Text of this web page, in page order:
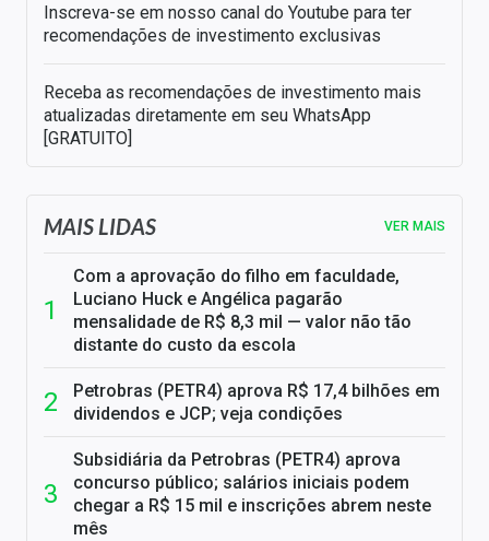
Inscreva-se em nosso canal do Youtube para ter
recomendações de investimento exclusivas
Receba as recomendações de investimento mais
atualizadas diretamente em seu WhatsApp
[GRATUITO]
MAIS LIDAS VER MAIS
Com a aprovação do filho em faculdade,
Luciano Huck e Angélica pagarão
mensalidade de R$ 8,3 mil — valor não tão
distante do custo da escola
Petrobras (PETR4) aprova R$ 17,4 bilhões em
dividendos e JCP; veja condições
Subsidiária da Petrobras (PETR4) aprova
concurso público; salários iniciais podem
chegar a R$ 15 mil e inscrições abrem neste
mês